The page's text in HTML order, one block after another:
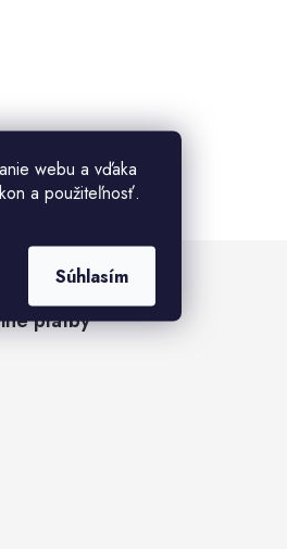
webu a vďaka
a použiteľnosť.
Súhlasím
platby